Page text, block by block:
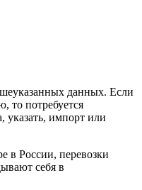
данных. Если
то потребуется
указать, импорт или
в России, перевозки
себя в